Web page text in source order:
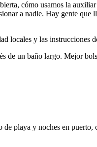
cómo usamos la
a nadie. Hay gente
locales y las instrucciones
un baño largo. Mejor
playa y noches en